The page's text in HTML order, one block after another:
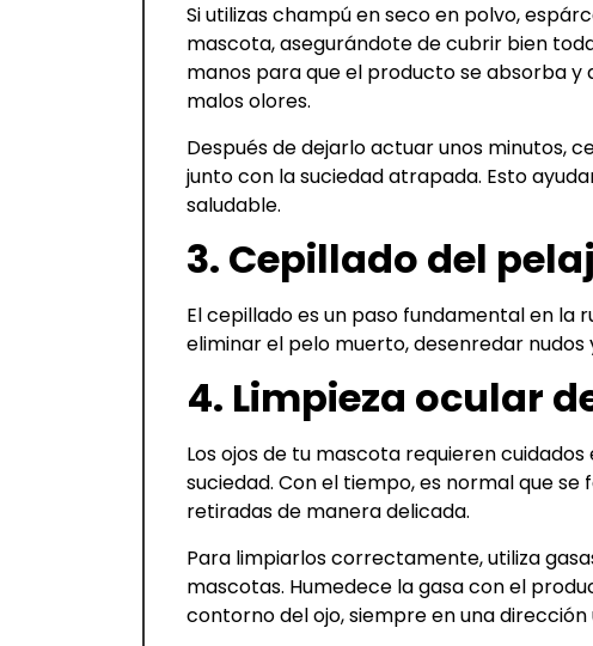
Si utilizas champú en seco en polvo,
mascota, asegurándote de cubrir bien
manos para que el producto se absorba
malos olores.
Después de dejarlo actuar unos minutos,
junto con la suciedad atrapada. Esto
saludable.
3. Cepillado del
El cepillado es un paso fundamental en la
eliminar el pelo muerto, desenredar
4. Limpieza ocular
Los ojos de tu mascota requieren
suciedad. Con el tiempo, es normal que
retiradas de manera delicada.
Para limpiarlos correctamente, utiliza
mascotas. Humedece la gasa con el
contorno del ojo, siempre en una